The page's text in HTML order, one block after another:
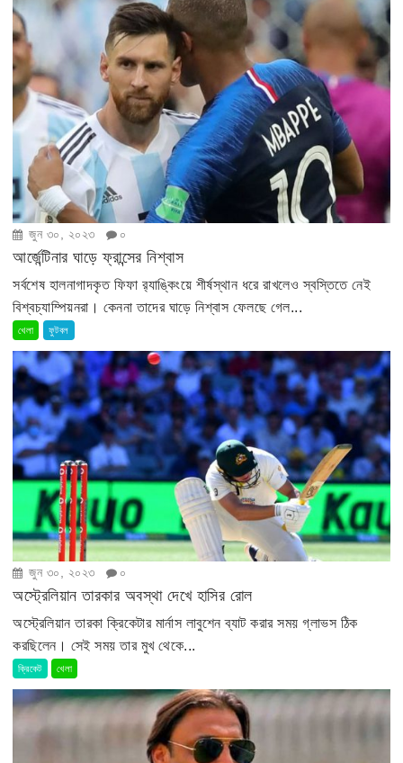
জুন ৩০, ২০২৩ ০
আর্জেন্টিনার ঘাড়ে ফ্রান্সের নিশ্বাস
সর্বশেষ হালনাগাদকৃত ফিফা র‍্যাঙ্কিংয়ে শীর্ষস্থান ধরে রাখলেও স্বস্তিতে নেই
বিশ্বচ্যাম্পিয়নরা। কেননা তাদের ঘাড়ে নিশ্বাস ফেলছে গেল...
খেলা ফুটবল
জুন ৩০, ২০২৩ ০
অস্ট্রেলিয়ান তারকার অবস্থা দেখে হাসির রোল
অস্ট্রেলিয়ান তারকা ক্রিকেটার মার্নাস লাবুশেন ব্যাট করার সময় গ্লাভস ঠিক
করছিলেন। সেই সময় তার মুখ থেকে...
ক্রিকেট খেলা